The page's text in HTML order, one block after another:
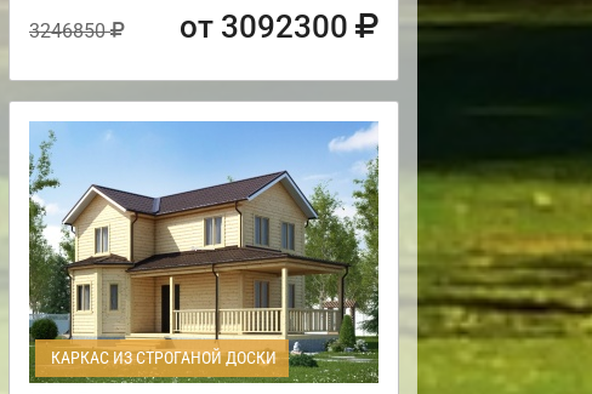
3246850 от 3092300
КАРКАС ИЗ СТРОГАНОЙ ДОСКИ